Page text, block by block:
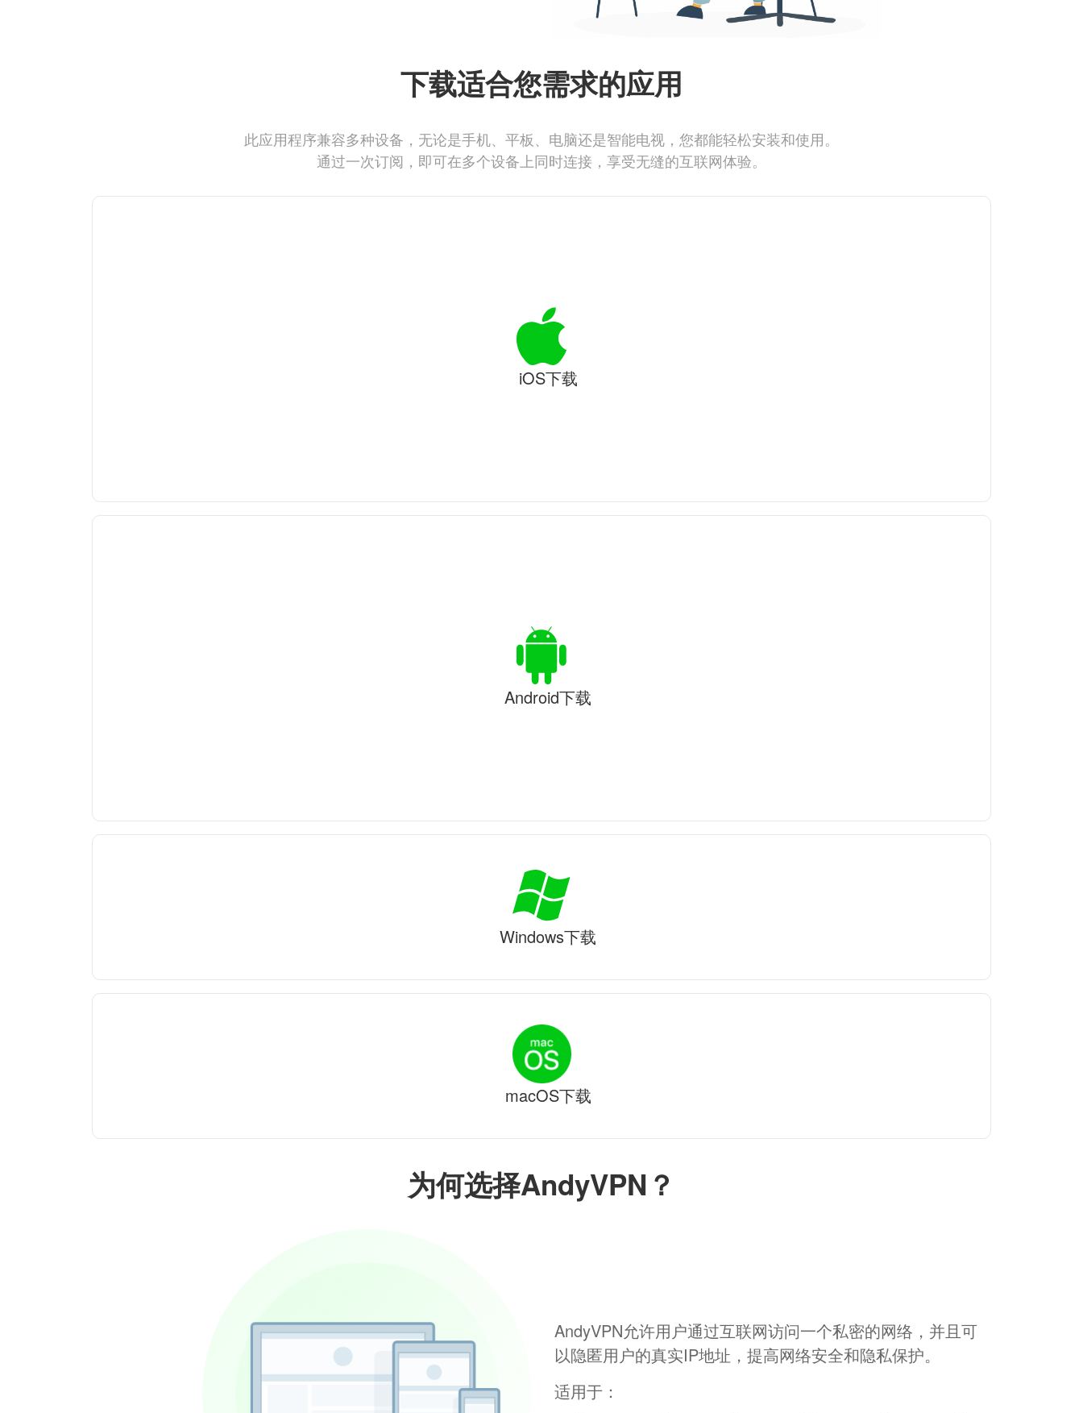
为何选择AndyVPN？
AndyVPN允许用户通过互联网访问一个私密的网络，并且可
以隐匿用户的真实IP地址，提高网络安全和隐私保护。
适用于：
下载适合您需求的应用
此应用程序兼容多种设备，无论是手机、平板、电脑还是智能电视，您都能轻松安装和使用。
通过一次订阅，即可在多个设备上同时连接，享受无缝的互联网体验。
iOS下载
Android下载
Windows下载
macOS下载